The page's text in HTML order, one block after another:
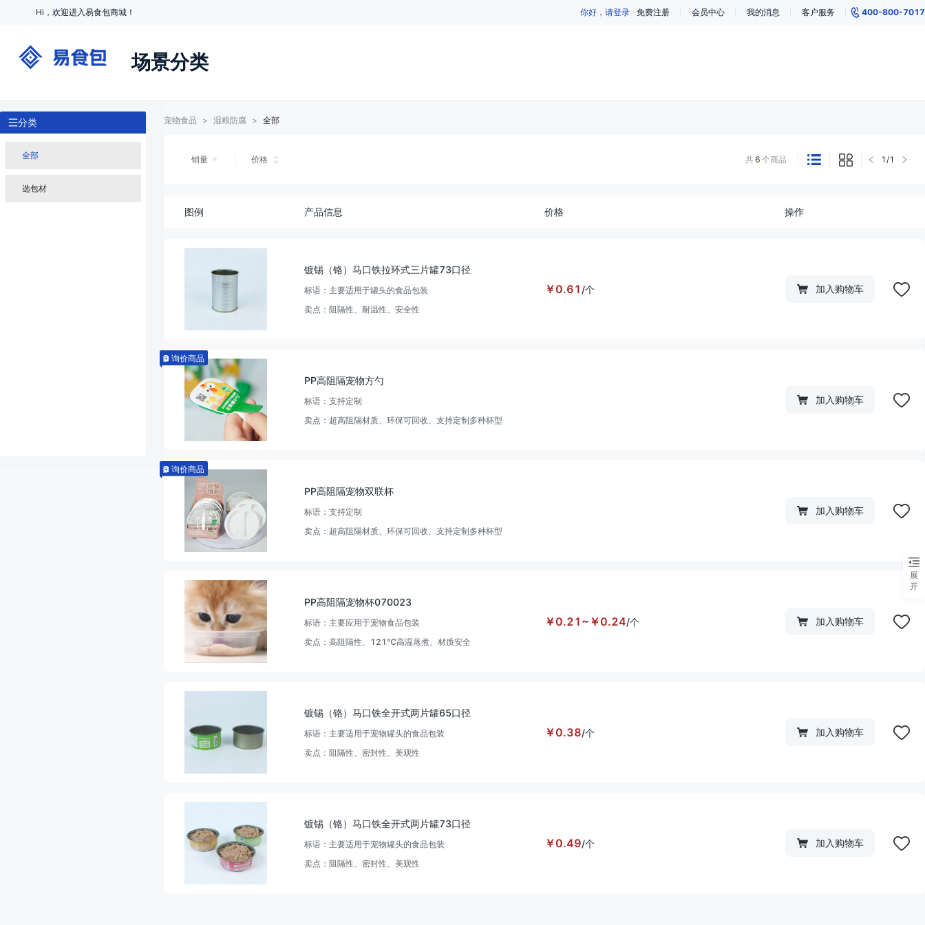
Hi，欢迎进入易食包商城！ 你好，请登录 免费注册 会员中心 我的消息 客户服务 400-800-7017
场景分类
分类
全部
选包材
宠物食品 > 湿粮防腐 > 全部
销量 价格 共 6 个商品 1 /1
图例 产品信息 价格 操作
镀锡（铬）马口铁拉环式三片罐73口径
标语： 主要适用于罐头的食品包装
卖点：阻隔性、耐温性、安全性
￥0.61 /个 加入购物车
询价商品
PP高阻隔宠物方勺
标语：支持定制
卖点： 超高阻隔材质、环保可回收、支持定制多种杯型
加入购物车
询价商品
PP高阻隔宠物双联杯
标语：支持定制
卖点： 超高阻隔材质、环保可回收、支持定制多种杯型
加入购物车
PP高阻隔宠物杯070023
标语： 主要应用于宠物食品包装
卖点：高阻隔性、121℃高温蒸煮、材质安全
￥0.21 ~ ￥0.24/个 加入购物车
镀锡（铬）马口铁全开式两片罐65口径
标语： 主要适用于宠物罐头的食品包装
卖点：阻隔性、密封性、美观性
￥0.38/个 加入购物车
镀锡（铬）马口铁全开式两片罐73口径
标语： 主要适用于宠物罐头的食品包装
卖点：阻隔性、密封性、美观性
￥0.49/个 加入购物车
展
开